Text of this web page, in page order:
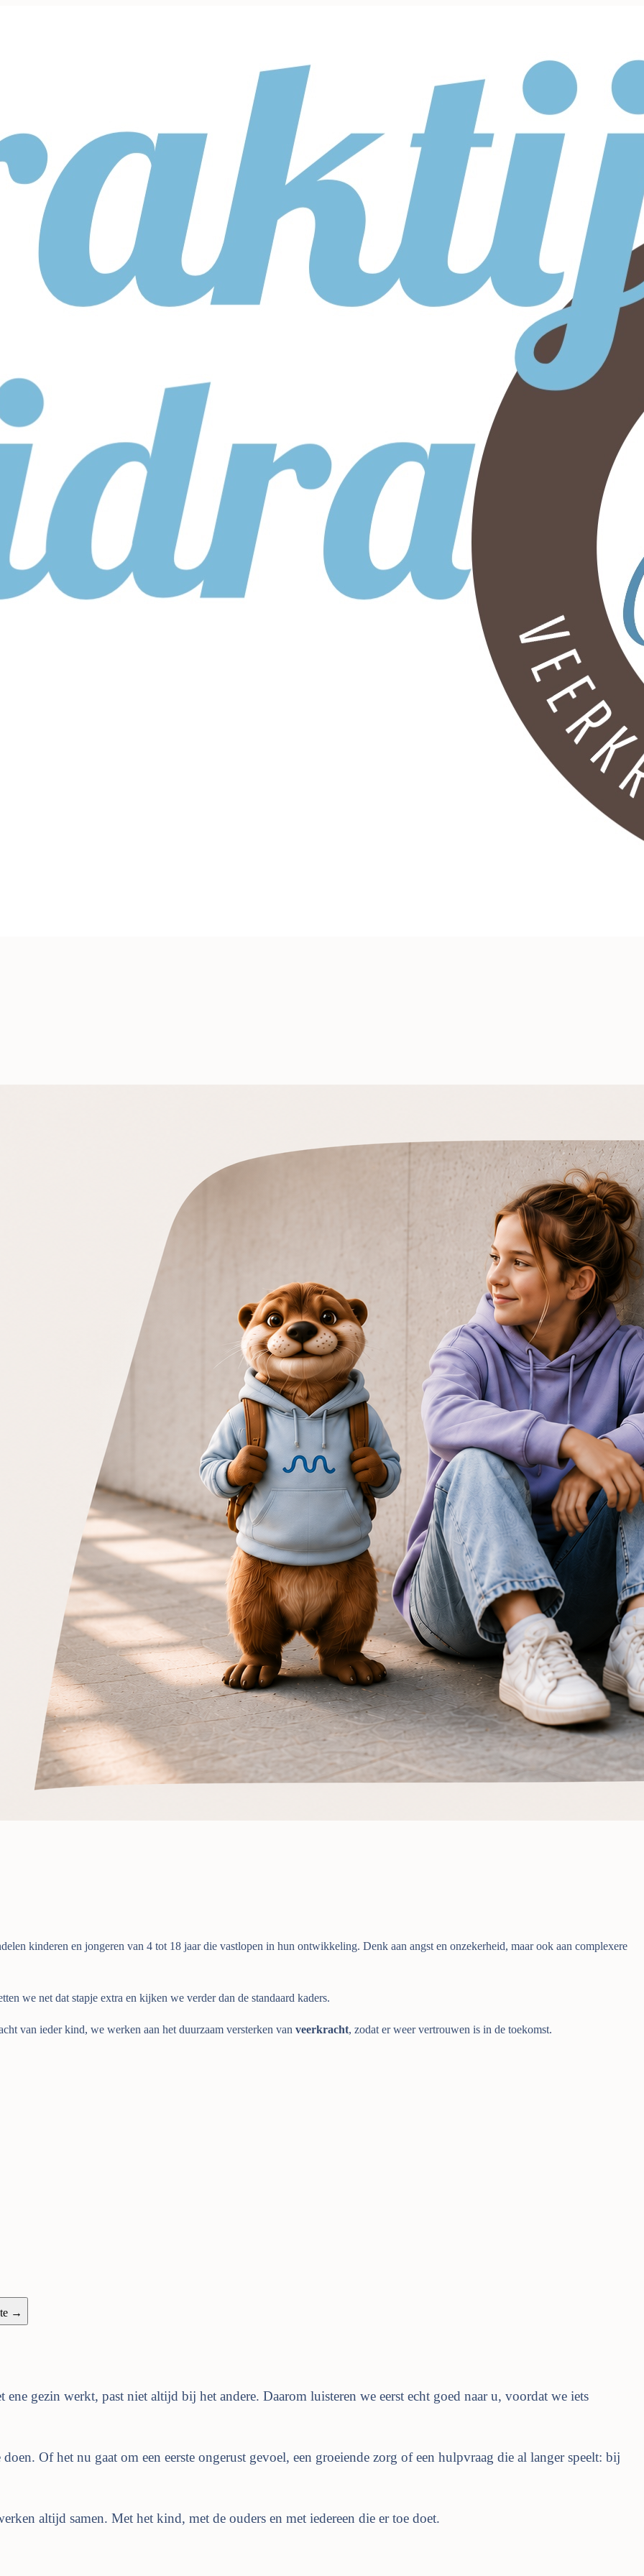
kinderen en jongeren van 4 tot 18 jaar die vastlopen in hun ontwikkeling. Denk aan angst en onzekerheid, maar ook aan complexere
we net dat stapje extra en kijken we verder dan de standaard kaders.
van ieder kind, we werken aan het duurzaam versterken van veerkracht, zodat er weer vertrouwen is in de toekomst.
→
gezin werkt, past niet altijd bij het andere. Daarom luisteren we eerst echt goed naar u, voordat we iets
Of het nu gaat om een eerste ongerust gevoel, een groeiende zorg of een hulpvraag die al langer speelt: bij
altijd samen. Met het kind, met de ouders en met iedereen die er toe doet.